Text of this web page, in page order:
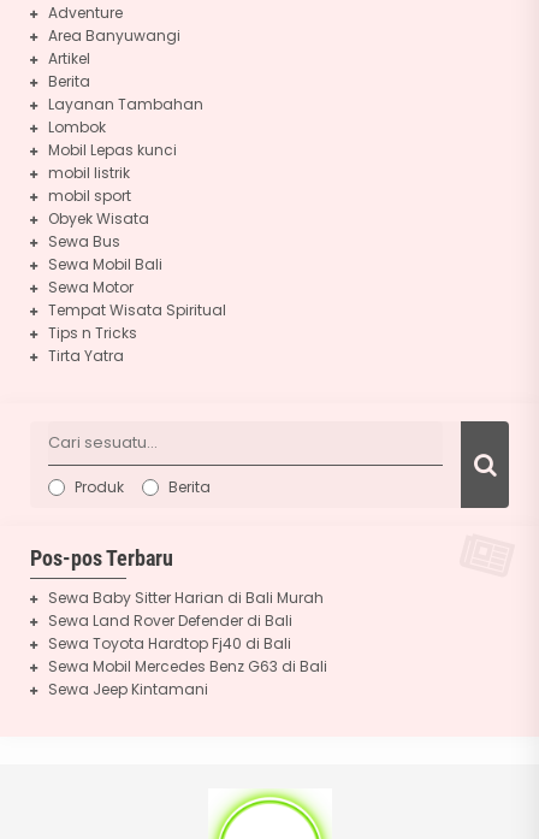
Adventure
Area Banyuwangi
Artikel
Berita
Layanan Tambahan
Lombok
Mobil Lepas kunci
mobil listrik
mobil sport
Obyek Wisata
Sewa Bus
Sewa Mobil Bali
Sewa Motor
Tempat Wisata Spiritual
Tips n Tricks
Tirta Yatra
Produk Berita
Pos-pos Terbaru
Sewa Baby Sitter Harian di Bali Murah
Sewa Land Rover Defender di Bali
Sewa Toyota Hardtop Fj40 di Bali
Sewa Mobil Mercedes Benz G63 di Bali
Sewa Jeep Kintamani